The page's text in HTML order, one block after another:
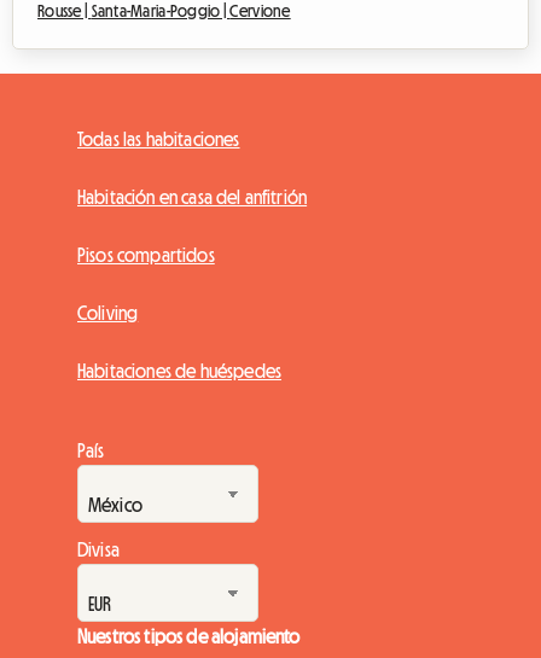
Rousse | Santa-Maria-Poggio |Cervione
Todas las habitaciones
Habitación en casa del anfitrión
Pisos compartidos
Coliving
Habitaciones de huéspedes
País
Divisa
Nuestros tipos de alojamiento